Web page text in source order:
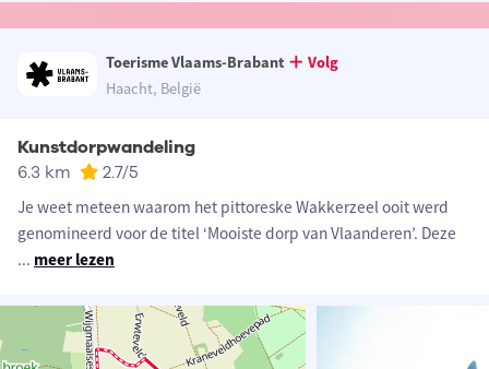
Toerisme Vlaams-Brabant
Volg
Haacht, België
Kunstdorpwandeling
6.3 km 2.7/5
Je weet meteen waarom het pittoreske Wakkerzeel ooit werd
genomineerd voor de titel ‘Mooiste dorp van Vlaanderen’. Deze
... meer lezen